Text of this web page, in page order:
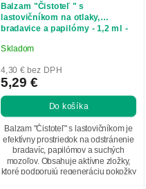
Balzam "Čistoteľ " s
lastovičníkom na otlaky,
bradavice a papilómy - 1,2 ml -
Priemerné
hodnotenie
produktu
je
5,0
z
5
hviezdičiek.
Skladom
4,30 € bez DPH
5,29 €
Do košíka
Balzam "Čistoteľ" s lastovičníkom je
efektívny prostriedok na odstránenie
bradavíc, papilómov a suchých
mozoľov. Obsahuje aktívne zložky,
ktoré podporujú regeneráciu pokožky